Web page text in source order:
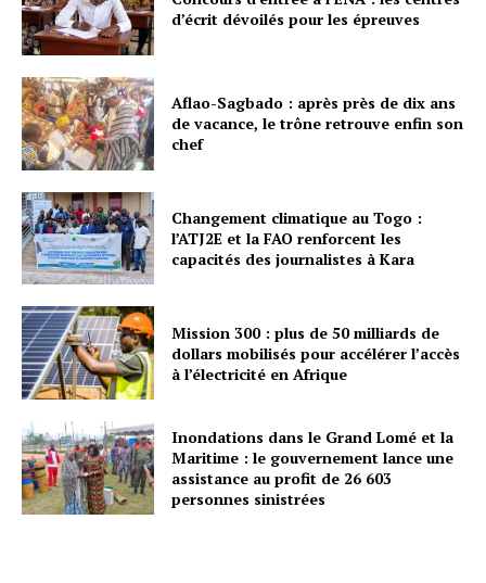
d’écrit dévoilés pour les épreuves
Aflao-Sagbado : après près de dix ans
de vacance, le trône retrouve enfin son
chef
Changement climatique au Togo :
l’ATJ2E et la FAO renforcent les
capacités des journalistes à Kara
Mission 300 : plus de 50 milliards de
dollars mobilisés pour accélérer l’accès
à l’électricité en Afrique
Inondations dans le Grand Lomé et la
Maritime : le gouvernement lance une
assistance au profit de 26 603
personnes sinistrées